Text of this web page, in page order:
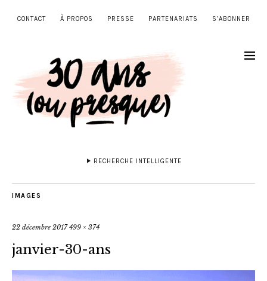
CONTACT À PROPOS PRESSE PARTENARIATS S’ABONNER
RECHERCHE INTELLIGENTE
IMAGES
22 décembre 2017 499 × 374
janvier-30-ans